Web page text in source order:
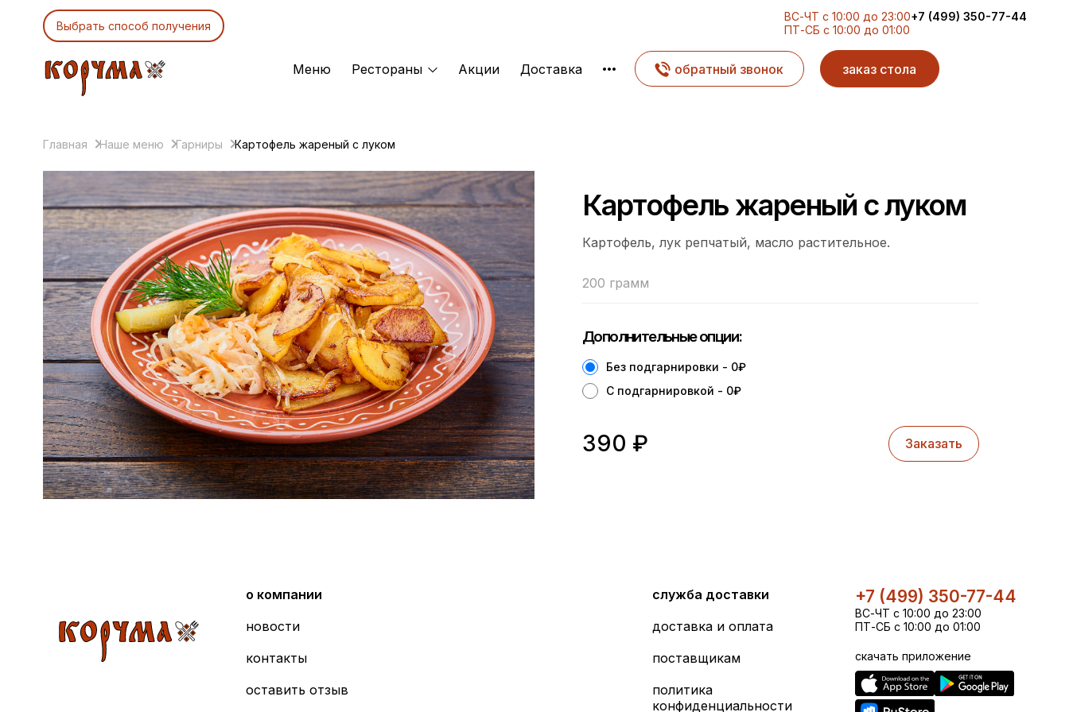
Выбрать способ получения
ВС-ЧТ с 10:00 до 23:00
ПТ-СБ с 10:00 до 01:00
+7 (499) 350-77-44
Меню Рестораны Акции Доставка обратный звонок заказ стола
Главная Наше меню Гарниры Картофель жареный с луком
Картофель жареный с луком
Картофель, лук репчатый, масло растительное.
200 грамм
Дополнительные опции:
Без подгарнировки - 0₽
С подгарнировкой - 0₽
390 ₽ Заказать
о компании
новости
контакты
оставить отзыв
служба доставки
доставка и оплата
поставщикам
политика
конфиденциальности
+7 (499) 350-77-44
ВС-ЧТ с 10:00 до 23:00
ПТ-СБ с 10:00 до 01:00
скачать приложение